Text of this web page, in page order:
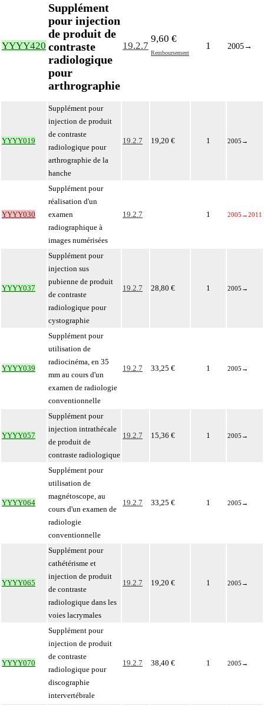
YYYY420
Supplément
pour injection
de produit de
contraste
radiologique
pour
arthrographie
19.2.7
9,60 €
Remboursement
1 2005→
YYYY019
Supplément pour
injection de produit
de contraste
radiologique pour
arthrographie de la
hanche
19.2.7 19,20 € 1 2005 →
YYYY030
Supplément pour
réalisation d'un
examen
radiographique à
images numérisées
19.2.7 1 2005 →2011
YYYY037
Supplément pour
injection sus
pubienne de produit
de contraste
radiologique pour
cystographie
19.2.7 28,80 € 1 2005 →
YYYY039
Supplément pour
utilisation de
radiocinéma, en 35
mm au cours d'un
examen de radiologie
conventionnelle
19.2.7 33,25 € 1 2005 →
YYYY057
Supplément pour
injection intrathécale
de produit de
contraste radiologique
19.2.7 15,36 € 1 2005 →
YYYY064
Supplément pour
utilisation de
magnétoscope, au
cours d'un examen de
radiologie
conventionnelle
19.2.7 33,25 € 1 2005 →
YYYY065
Supplément pour
cathétérisme et
injection de produit
de contraste
radiologique dans les
voies lacrymales
19.2.7 19,20 € 1 2005 →
YYYY070
Supplément pour
injection de produit
de contraste
radiologique pour
discographie
intervertébrale
19.2.7 38,40 € 1 2005 →